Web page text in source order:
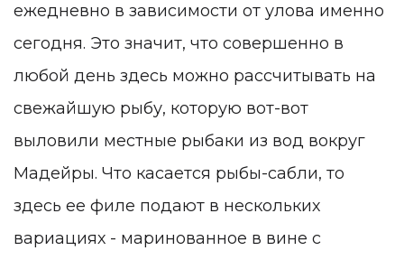
ежедневно в зависимости от улова именно
сегодня. Это значит, что совершенно в
любой день здесь можно рассчитывать на
свежайшую рыбу, которую вот-вот
выловили местные рыбаки из вод вокруг
Мадейры. Что касается рыбы-сабли, то
здесь ее филе подают в нескольких
вариациях - маринованное в вине с